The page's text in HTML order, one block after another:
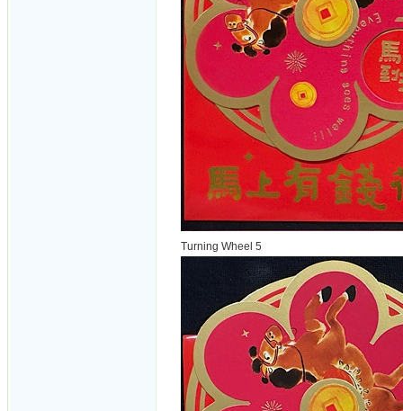
Turning Wheel 5